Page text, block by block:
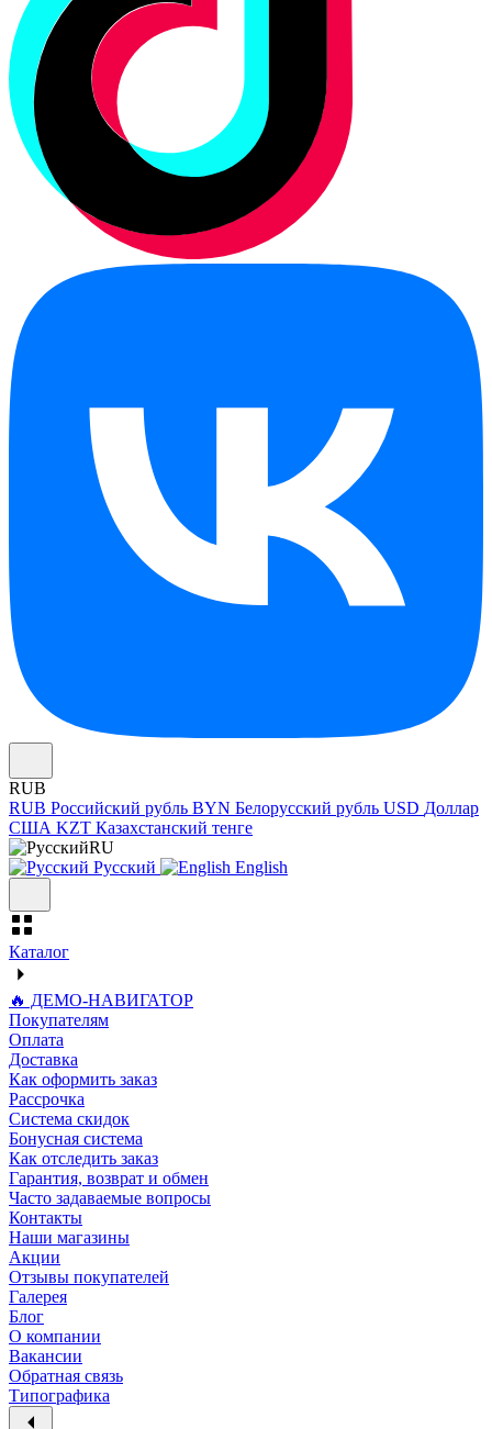
RUB
RUB Российский рубль BYN Белорусский рубль USD Доллар
США KZT Казахстанский тенге
RU
Русский
English
Каталог
🔥 ДЕМО-НАВИГАТОР
Покупателям
Оплата
Доставка
Как оформить заказ
Рассрочка
Система скидок
Бонусная система
Как отследить заказ
Гарантия, возврат и обмен
Часто задаваемые вопросы
Контакты
Наши магазины
Акции
Отзывы покупателей
Галерея
Блог
О компании
Вакансии
Обратная связь
Типографика